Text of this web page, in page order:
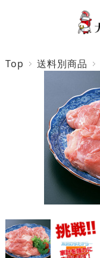
Top 送料別商品